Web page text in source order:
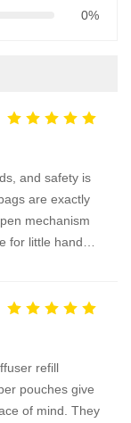
0%
and safety is
are exactly
mechanism
for little hands
refill
pouches give
of mind. They